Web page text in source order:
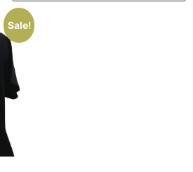
Sale!